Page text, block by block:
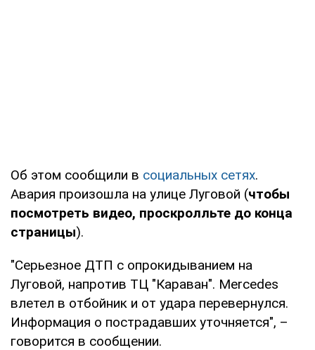
Об этом сообщили в социальных сетях.
Авария произошла на улице Луговой (чтобы
посмотреть видео, проскролльте до конца
страницы).
"Серьезное ДТП с опрокидыванием на
Луговой, напротив ТЦ "Караван". Mercedes
влетел в отбойник и от удара перевернулся.
Информация о пострадавших уточняется", –
говорится в сообщении.